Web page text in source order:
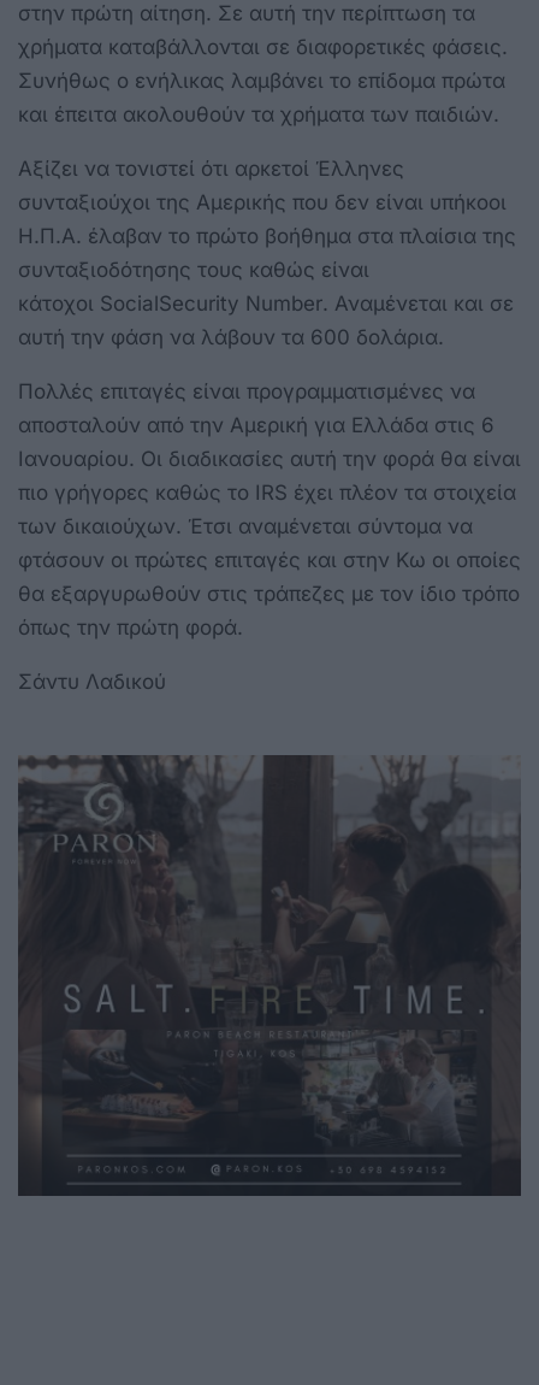
στην πρώτη αίτηση. Σε αυτή την περίπτωση τα
χρήματα καταβάλλονται σε διαφορετικές φάσεις.
Συνήθως ο ενήλικας λαμβάνει το επίδομα πρώτα
και έπειτα ακολουθούν τα χρήματα των παιδιών.
Αξίζει να τονιστεί ότι αρκετοί Έλληνες
συνταξιούχοι της Αμερικής που δεν είναι υπήκοοι
Η.Π.Α. έλαβαν το πρώτο βοήθημα στα πλαίσια της
συνταξιοδότησης τους καθώς είναι
κάτοχοι SocialSecurity Number. Αναμένεται και σε
αυτή την φάση να λάβουν τα 600 δολάρια.
Πολλές επιταγές είναι προγραμματισμένες να
αποσταλούν από την Αμερική για Ελλάδα στις 6
Ιανουαρίου. Οι διαδικασίες αυτή την φορά θα είναι
πιο γρήγορες καθώς το IRS έχει πλέον τα στοιχεία
των δικαιούχων. Έτσι αναμένεται σύντομα να
φτάσουν οι πρώτες επιταγές και στην Κω οι οποίες
θα εξαργυρωθούν στις τράπεζες με τον ίδιο τρόπο
όπως την πρώτη φορά.
Σάντυ Λαδικού